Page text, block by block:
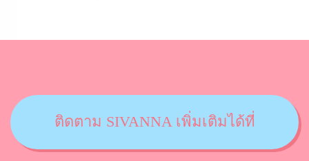
ติดตาม SIVANNA เพิ่มเติมได้ที่